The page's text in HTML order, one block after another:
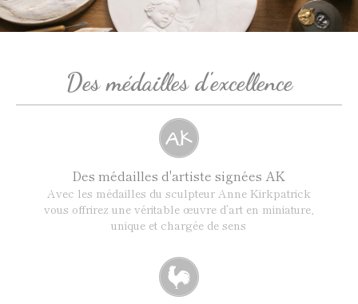
Des médailles d'excellence
Des médailles d'artiste signées AK
Avec les médailles du sculpteur Anne Kirkpatrick
vous offrirez une véritable œuvre d’art en miniature,
unique et chargée de sens